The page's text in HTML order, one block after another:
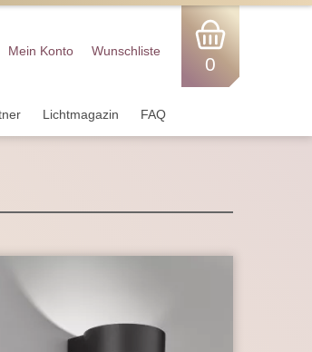
Mein Konto Wunschliste
0
Lichtmagazin FAQ